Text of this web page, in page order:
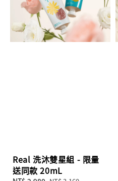
Real 洗沐雙星組 - 限量
送同款 20mL